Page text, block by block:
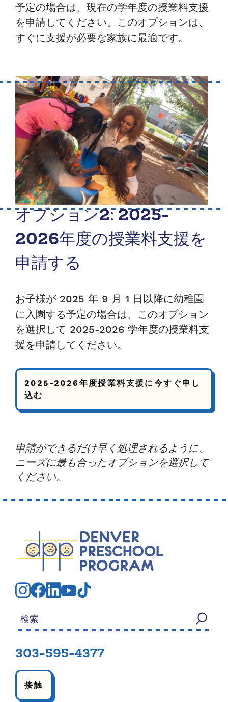
予定の場合は、現在の学年度の授業料支援
を申請してください。このオプションは、
すぐに支援が必要な家族に最適です。
オプション2: 2025-
2026年度の授業料支援を
申請する
お子様が 2025 年 9 月 1 日以降に幼稚園
に入園する予定の場合は、このオプション
を選択して 2025-2026 学年度の授業料支
援を申請してください。
2025-2026年度授業料支援に今すぐ申し
込む
申請ができるだけ早く処理されるように、
ニーズに最も合ったオプションを選択して
ください。
検索する：
303-595-4377
接触